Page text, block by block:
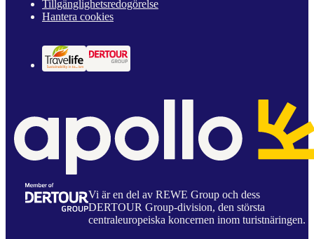
Tillgänglighetsredogörelse
Hantera cookies
Vi är en del av REWE Group och dess
DERTOUR Group-division, den största
centraleuropeiska koncernen inom turistnäringen.